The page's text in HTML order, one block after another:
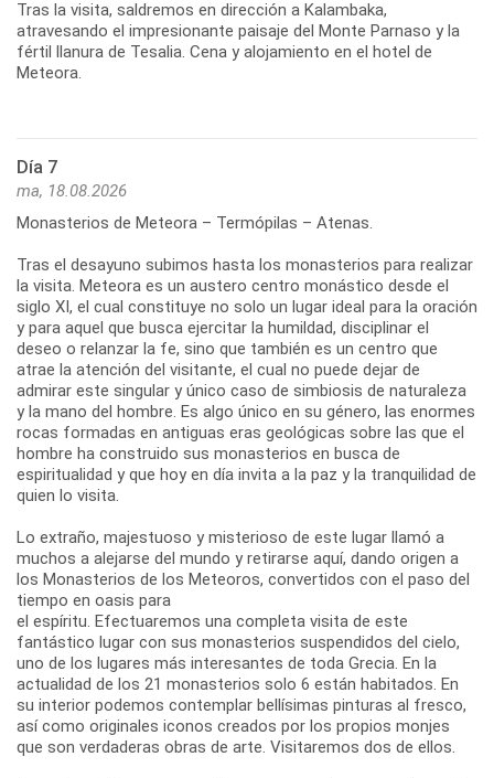
Tras la visita, saldremos en dirección a Kalambaka,
atravesando el impresionante paisaje del Monte Parnaso y la
fértil llanura de Tesalia. Cena y alojamiento en el hotel de
Meteora.
Día 7
ma, 18.08.2026
Monasterios de Meteora – Termópilas – Atenas.
Tras el desayuno subimos hasta los monasterios para realizar
la visita. Meteora es un austero centro monástico desde el
siglo XI, el cual constituye no solo un lugar ideal para la oración
y para aquel que busca ejercitar la humildad, disciplinar el
deseo o relanzar la fe, sino que también es un centro que
atrae la atención del visitante, el cual no puede dejar de
admirar este singular y único caso de simbiosis de naturaleza
y la mano del hombre. Es algo único en su género, las enormes
rocas formadas en antiguas eras geológicas sobre las que el
hombre ha construido sus monasterios en busca de
espiritualidad y que hoy en día invita a la paz y la tranquilidad de
quien lo visita.
Lo extraño, majestuoso y misterioso de este lugar llamó a
muchos a alejarse del mundo y retirarse aquí, dando origen a
los Monasterios de los Meteoros, convertidos con el paso del
tiempo en oasis para
el espíritu. Efectuaremos una completa visita de este
fantástico lugar con sus monasterios suspendidos del cielo,
uno de los lugares más interesantes de toda Grecia. En la
actualidad de los 21 monasterios solo 6 están habitados. En
su interior podemos contemplar bellísimas pinturas al fresco,
así como originales iconos creados por los propios monjes
que son verdaderas obras de arte. Visitaremos dos de ellos.